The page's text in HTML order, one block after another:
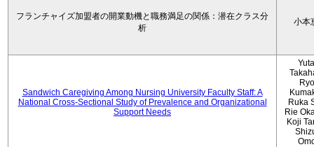
フランチャイズ加盟者の開業動機と職務満足の関係：潜在クラス分
析
小本
Sandwich Caregiving Among Nursing University Faculty Staff: A
National Cross-Sectional Study of Prevalence and Organizational
Support Needs
Ruka
Rie
Koji